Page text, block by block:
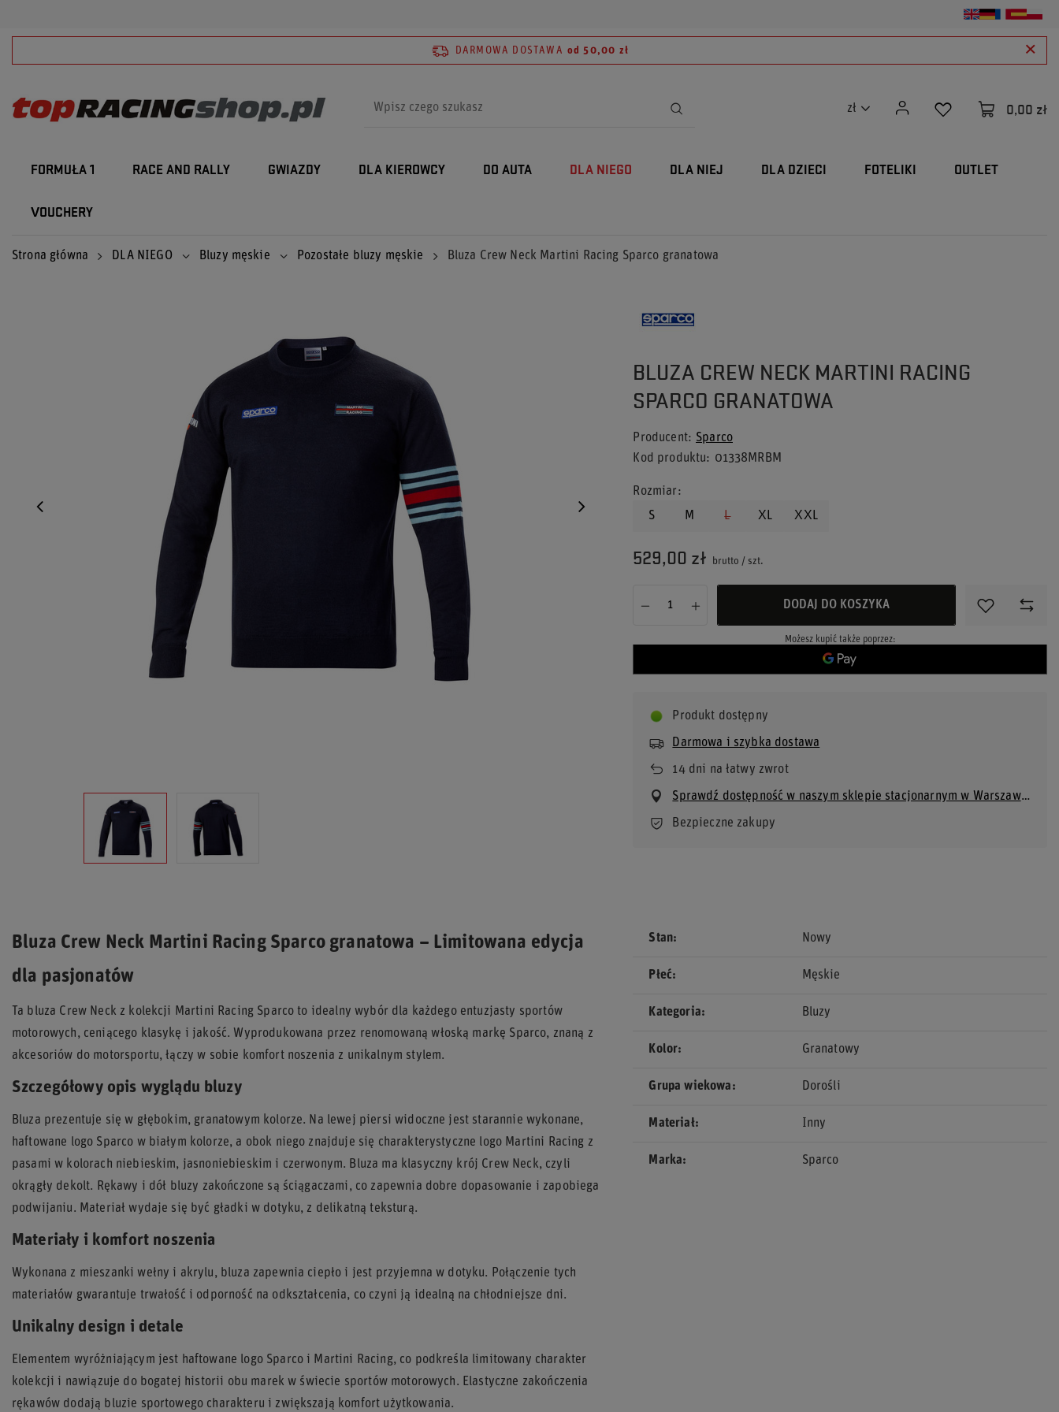
DARMOWA DOSTAWA od 50,00 zł
zł 0,00 zł
FORMUŁA 1 RACE AND RALLY GWIAZDY DLA KIEROWCY DO AUTA DLA NIEGO DLA NIEJ DLA DZIECI FOTELIKI OUTLET
VOUCHERY
Strona główna DLA NIEGO Bluzy męskie Pozostałe bluzy męskie Bluza Crew Neck Martini Racing Sparco granatowa
BLUZA CREW NECK MARTINI RACING
SPARCO GRANATOWA
Producent
Sparco
Kod produktu
01338MRBM
Rozmiar
S
M L XL XXL
529,00 zł brutto / szt.
DODAJ DO KOSZYKA
Możesz kupić także poprzez:
Produkt dostępny
Darmowa i szybka dostawa
14dni na łatwy zwrot
Sprawdź dostępność w naszym sklepie stacjonarnym w Warszawie
Bezpieczne zakupy
Bluza Crew Neck Martini Racing Sparco granatowa – Limitowana edycja
dla pasjonatów
Ta bluza Crew Neck z kolekcji Martini Racing Sparco to idealny wybór dla każdego entuzjasty sportów
motorowych, ceniącego klasykę i jakość. Wyprodukowana przez renomowaną włoską markę Sparco, znaną z
akcesoriów do motorsportu, łączy w sobie komfort noszenia z unikalnym stylem.
Szczegółowy opis wyglądu bluzy
Bluza prezentuje się w głębokim, granatowym kolorze. Na lewej piersi widoczne jest starannie wykonane,
haftowane logo Sparco w białym kolorze, a obok niego znajduje się charakterystyczne logo Martini Racing z
pasami w kolorach niebieskim, jasnoniebieskim i czerwonym. Bluza ma klasyczny krój Crew Neck, czyli
okrągły dekolt. Rękawy i dół bluzy zakończone są ściągaczami, co zapewnia dobre dopasowanie i zapobiega
podwijaniu. Materiał wydaje się być gładki w dotyku, z delikatną teksturą.
Materiały i komfort noszenia
Wykonana z mieszanki wełny i akrylu, bluza zapewnia ciepło i jest przyjemna w dotyku. Połączenie tych
materiałów gwarantuje trwałość i odporność na odkształcenia, co czyni ją idealną na chłodniejsze dni.
Unikalny design i detale
Elementem wyróżniającym jest haftowane logo Sparco i Martini Racing, co podkreśla limitowany charakter
kolekcji i nawiązuje do bogatej historii obu marek w świecie sportów motorowych. Elastyczne zakończenia
rękawów dodają bluzie sportowego charakteru i zwiększają komfort użytkowania.
Stan Nowy
Płeć Męskie
Kategoria Bluzy
Kolor Granatowy
Grupa wiekowa Dorośli
Materiał Inny
Marka Sparco